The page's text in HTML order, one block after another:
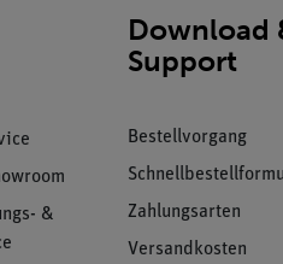
&
Download
Support
Bestellvorgang
Zahlungsarten
Versandkosten